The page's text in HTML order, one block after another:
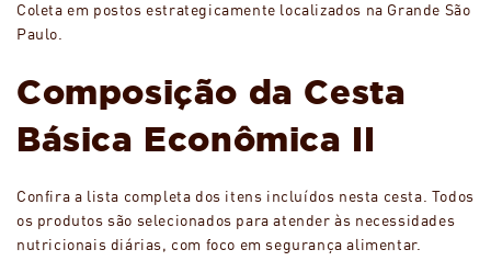
Coleta em postos estrategicamente localizados na Grande São
Paulo.
Composição da Cesta
Básica Econômica II
Confira a lista completa dos itens incluídos nesta cesta. Todos
os produtos são selecionados para atender às necessidades
nutricionais diárias, com foco em segurança alimentar.